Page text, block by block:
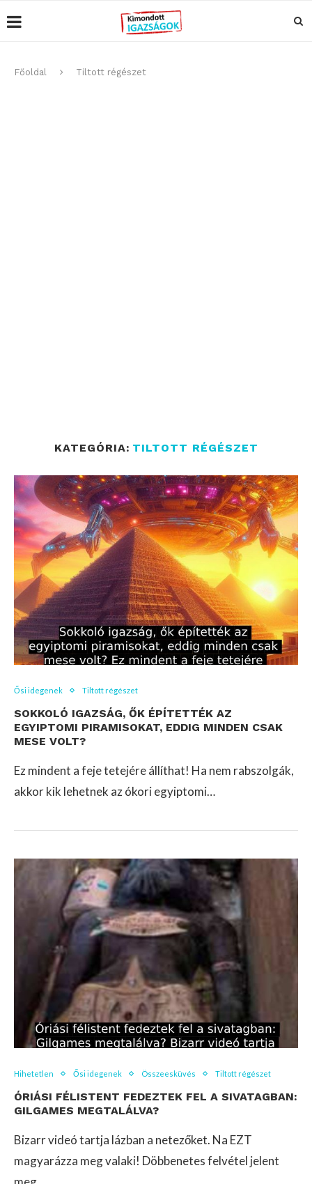
Főoldal Tiltott régészet
KATEGÓRIA: TILTOTT RÉGÉSZET
Ősi idegenek Tiltott régészet
SOKKOLÓ IGAZSÁG, ŐK ÉPÍTETTÉK AZ
EGYIPTOMI PIRAMISOKAT, EDDIG MINDEN CSAK
MESE VOLT?
Ez mindent a feje tetejére állíthat! Ha nem rabszolgák,
akkor kik lehetnek az ókori egyiptomi…
Hihetetlen Ősi idegenek Összeesküvés Tiltott régészet
ÓRIÁSI FÉLISTENT FEDEZTEK FEL A SIVATAGBAN:
GILGAMES MEGTALÁLVA?
Bizarr videó tartja lázban a netezőket. Na EZT
magyarázza meg valaki! Döbbenetes felvétel jelent